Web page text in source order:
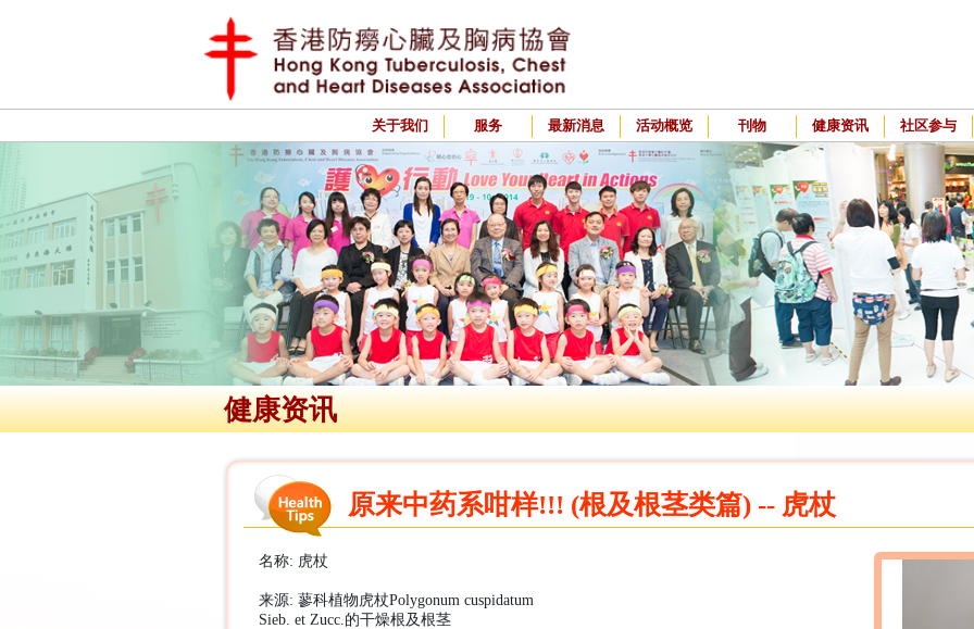
关于我们 服务 最新消息 活动概览 刊物 健康资讯 社区参与
健康资讯
原来中药系咁样!!! (根及根茎类篇) -- 虎杖
名称: 虎杖
来源: 蓼科植物虎杖Polygonum cuspidatum
Sieb. et Zucc.的干燥根及根茎